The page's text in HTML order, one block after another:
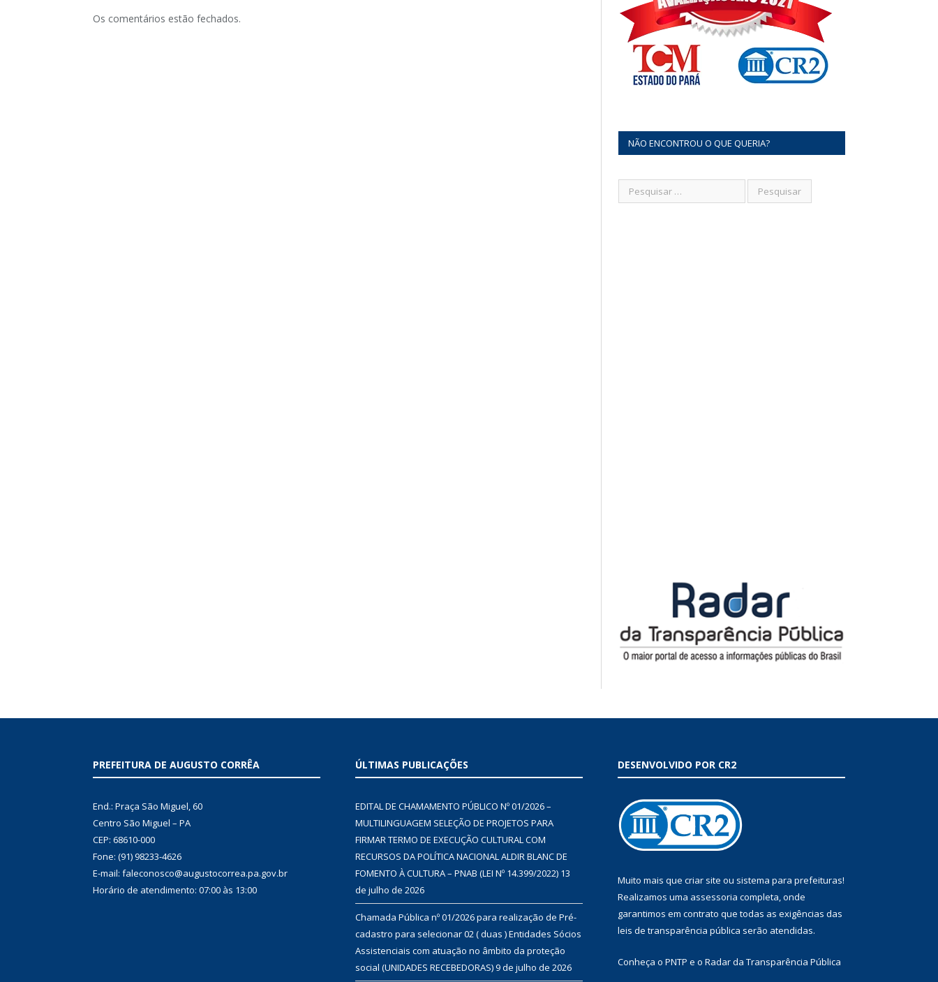
Os comentários estão fechados.
NÃO ENCONTROU O QUE QUERIA?
PREFEITURA DE AUGUSTO CORRÊA
End.: Praça São Miguel, 60
Centro São Miguel – PA
CEP: 68610-000
Fone: (91) 98233-4626
E-mail: faleconosco@augustocorrea.pa.gov.br
Horário de atendimento: 07:00 às 13:00
ÚLTIMAS PUBLICAÇÕES
EDITAL DE CHAMAMENTO PÚBLICO Nº 01/2026 –
MULTILINGUAGEM SELEÇÃO DE PROJETOS PARA
FIRMAR TERMO DE EXECUÇÃO CULTURAL COM
RECURSOS DA POLÍTICA NACIONAL ALDIR BLANC DE
FOMENTO À CULTURA – PNAB (LEI Nº 14.399/2022) 13
de julho de 2026
Chamada Pública nº 01/2026 para realização de Pré-
cadastro para selecionar 02 ( duas ) Entidades Sócios
Assistenciais com atuação no âmbito da proteção
social (UNIDADES RECEBEDORAS)9 de julho de 2026
DESENVOLVIDO POR CR2
Muito mais que criar site ou sistema para prefeituras!
Realizamos uma assessoria completa, onde
garantimos em contrato que todas as exigências das
leis de transparência pública serão atendidas.
Conheça o PNTP e o Radar da Transparência Pública